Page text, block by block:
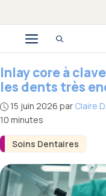
au
contenuMenu
Soins Dentaires
Inlay core à
les dents très
15 juin 2026 par Claire D.
10 minutes